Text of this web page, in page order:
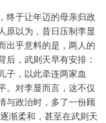
终于让年迈的母亲归政
原以为，昔日压制李显
出乎意料的是，两人的
后，武则天早有安排：
子，以此牵连两家血
。对李显而言，这不仅
与政治时，多了一份顾
渐柔和，甚至在武则天